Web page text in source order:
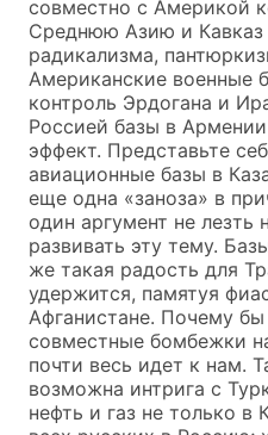
совместно с Америкой
Среднюю Азию и Кавказ
радикализма,
Американские военные
контроль Эрдогана и
Россией базы в
эффект. Представьте
авиационные базы в
еще одна «заноза» в
один аргумент не лезть
развивать эту тему.
же такая радость для
удержится, памятуя
Афганистане. Почему бы
совместные бомбежки
почти весь идет к нам.
возможна интрига с
нефть и газ не только в